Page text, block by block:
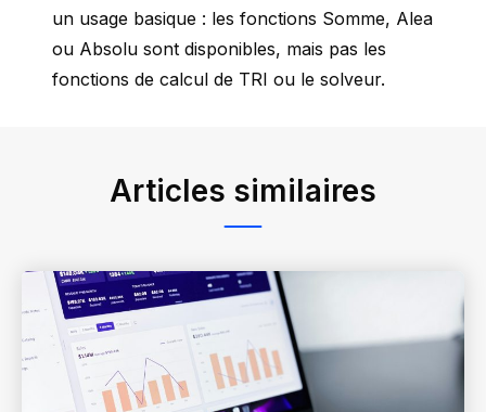
un usage basique : les fonctions Somme, Alea
ou Absolu sont disponibles, mais pas les
fonctions de calcul de TRI ou le solveur.
Articles similaires